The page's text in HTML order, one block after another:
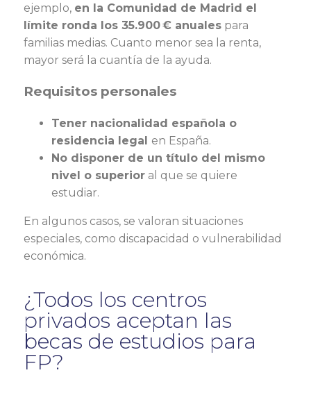
ejemplo, en la Comunidad de Madrid el
límite ronda los 35.900 € anuales para
familias medias. Cuanto menor sea la renta,
mayor será la cuantía de la ayuda.
Requisitos personales
Tener nacionalidad española o
residencia legal en España.
No disponer de un título del mismo
nivel o superior al que se quiere
estudiar.
En algunos casos, se valoran situaciones
especiales, como discapacidad o vulnerabilidad
económica.
¿Todos los centros
privados aceptan las
becas de estudios para
FP?